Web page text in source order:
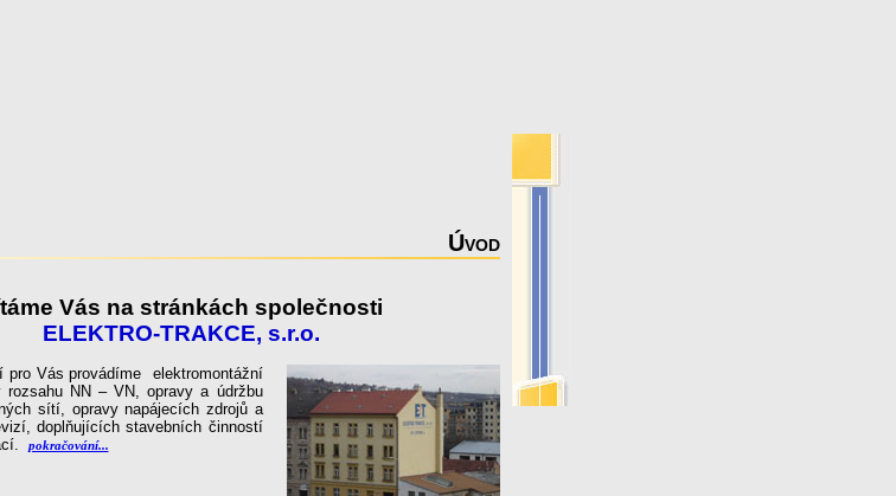
Úvod
Vás na stránkách společnosti
ELEKTRO-TRAKCE, s.r.o.
pro Vás provádíme elektromontážní
rozsahu NN – VN, opravy a údržbu
sítí, opravy napájecích zdrojů a
doplňujících stavebních činností
pokračování...